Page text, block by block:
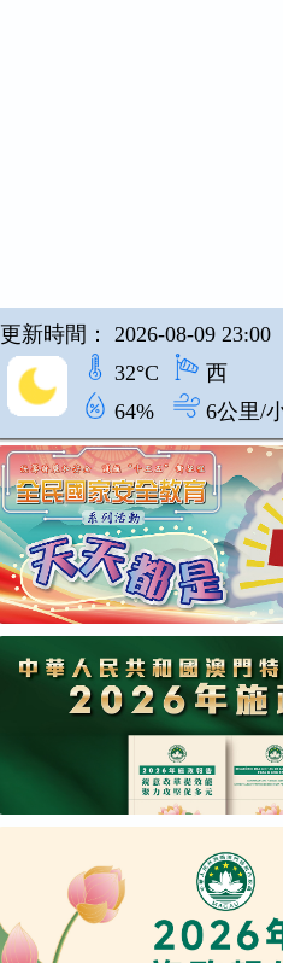
更新時間： 2026-08-09 23:00
32°C
西
64%
6公里/